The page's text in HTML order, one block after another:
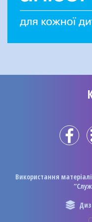
Використання